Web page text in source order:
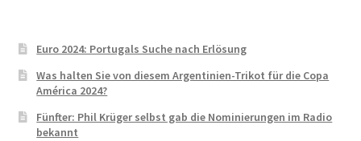
Euro 2024: Portugals Suche nach Erlösung
Was halten Sie von diesem Argentinien-Trikot für die Copa
América 2024?
Fünfter: Phil Krüger selbst gab die Nominierungen im Radio
bekannt